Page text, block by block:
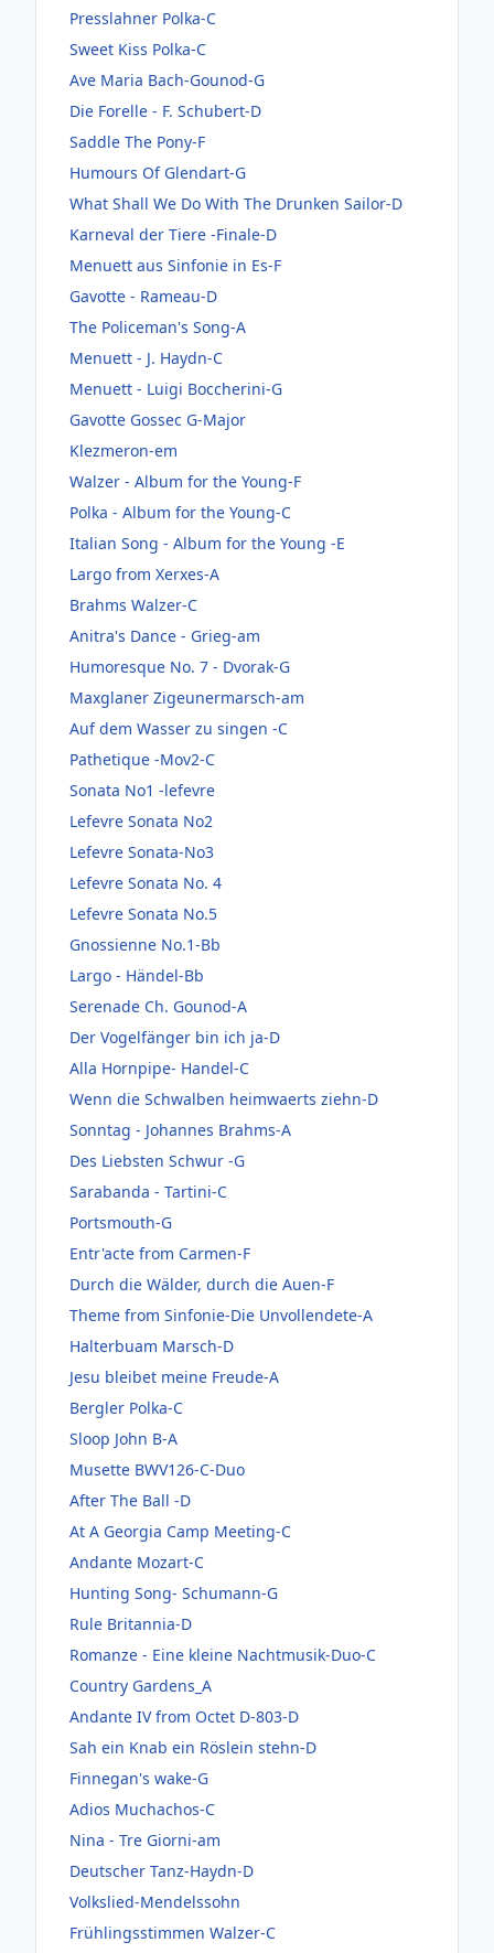
Presslahner Polka-C
Sweet Kiss Polka-C
Ave Maria Bach-Gounod-G
Die Forelle - F. Schubert-D
Saddle The Pony-F
Humours Of Glendart-G
What Shall We Do With The Drunken Sailor-D
Karneval der Tiere -Finale-D
Menuett aus Sinfonie in Es-F
Gavotte - Rameau-D
The Policeman's Song-A
Menuett - J. Haydn-C
Menuett - Luigi Boccherini-G
Gavotte Gossec G-Major
Klezmeron-em
Walzer - Album for the Young-F
Polka - Album for the Young-C
Italian Song - Album for the Young -E
Largo from Xerxes-A
Brahms Walzer-C
Anitra's Dance - Grieg-am
Humoresque No. 7 - Dvorak-G
Maxglaner Zigeunermarsch-am
Auf dem Wasser zu singen -C
Pathetique -Mov2-C
Sonata No1 -lefevre
Lefevre Sonata No2
Lefevre Sonata-No3
Lefevre Sonata No. 4
Lefevre Sonata No.5
Gnossienne No.1-Bb
Largo - Händel-Bb
Serenade Ch. Gounod-A
Der Vogelfänger bin ich ja-D
Alla Hornpipe- Handel-C
Wenn die Schwalben heimwaerts ziehn-D
Sonntag - Johannes Brahms-A
Des Liebsten Schwur -G
Sarabanda - Tartini-C
Portsmouth-G
Entr'acte from Carmen-F
Durch die Wälder, durch die Auen-F
Theme from Sinfonie-Die Unvollendete-A
Halterbuam Marsch-D
Jesu bleibet meine Freude-A
Bergler Polka-C
Sloop John B-A
Musette BWV126-C-Duo
After The Ball -D
At A Georgia Camp Meeting-C
Andante Mozart-C
Hunting Song- Schumann-G
Rule Britannia-D
Romanze - Eine kleine Nachtmusik-Duo-C
Country Gardens_A
Andante IV from Octet D-803-D
Sah ein Knab ein Röslein stehn-D
Finnegan's wake-G
Adios Muchachos-C
Nina - Tre Giorni-am
Deutscher Tanz-Haydn-D
Volkslied-Mendelssohn
Frühlingsstimmen Walzer-C